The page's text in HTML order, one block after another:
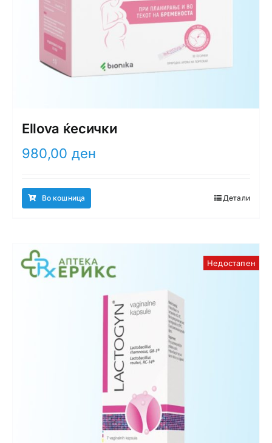
Ellova ќесички
980,00 ден
Во кошница Детали
Недостапен